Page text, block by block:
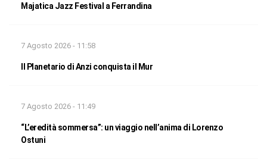
Majatica Jazz Festival a Ferrandina
7 Agosto 2026 - 11:58
Il Planetario di Anzi conquista il Mur
7 Agosto 2026 - 11:49
“L’eredità sommersa”: un viaggio nell’anima di Lorenzo
Ostuni